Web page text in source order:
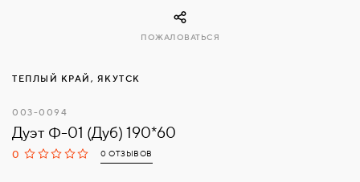
ТЕПЛЫЙ КРАЙ, ЯКУТСК
003-0094
Дуэт Ф-01 (Дуб) 190*60
0 0 ОТЗЫВОВ
ПОЖАЛОВАТЬСЯ